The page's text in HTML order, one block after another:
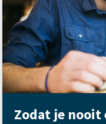
Zodat je